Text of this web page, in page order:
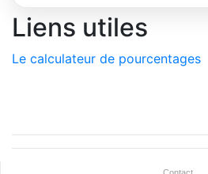
Liens utiles
Le calculateur de pourcentages